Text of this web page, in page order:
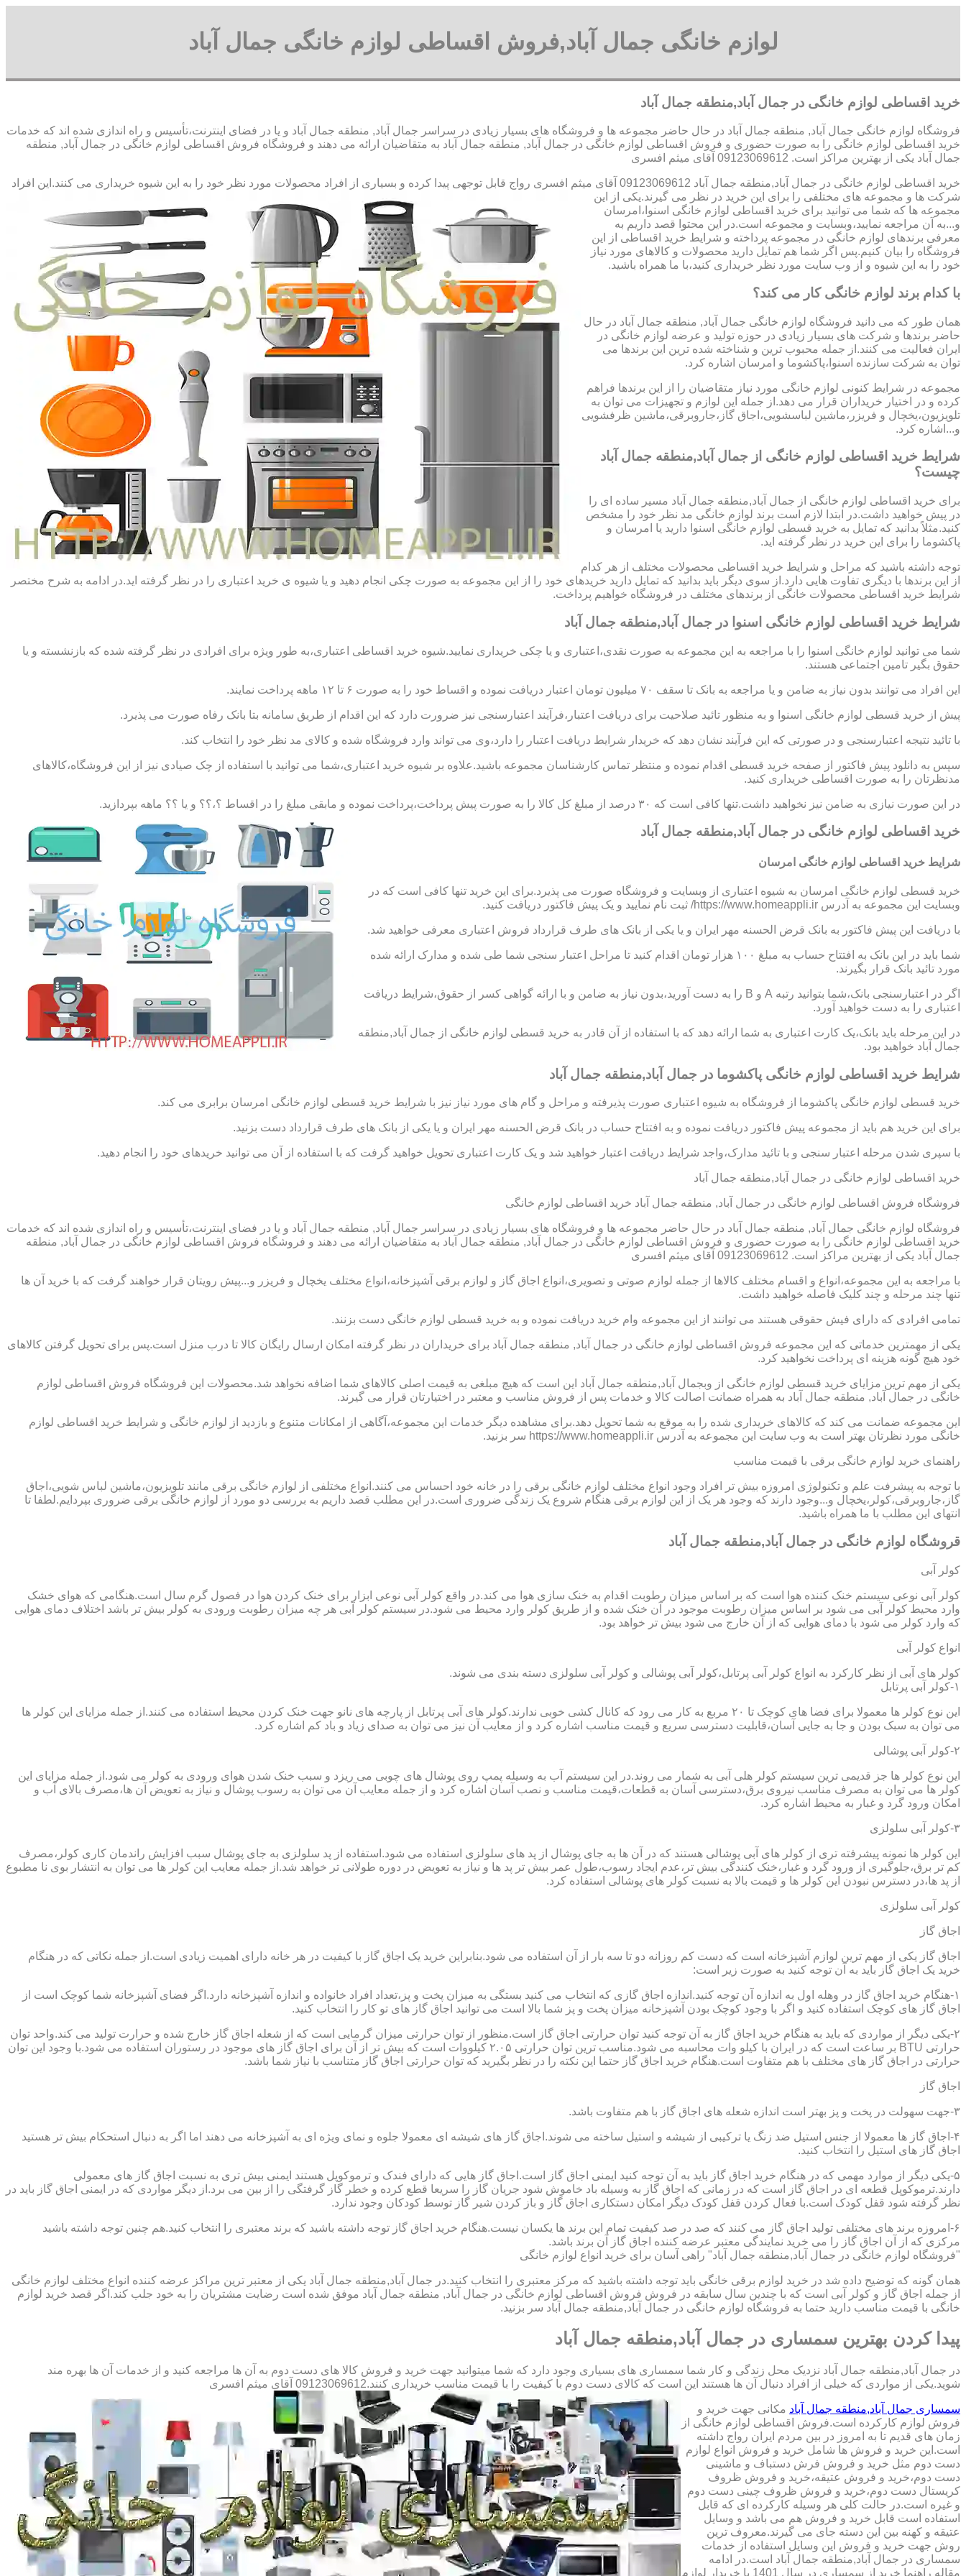
لوازم خانگی جمال آباد,فروش اقساطی لوازم خانگی جمال آباد
خرید اقساطی لوازم خانگی در جمال آباد,منطقه جمال آباد
فروشگاه لوازم خانگی جمال آباد, منطقه جمال آباد در حال حاضر مجموعه ها و فروشگاه های بسیار زیادی در سراسر جمال آباد, منطقه جمال آباد و یا در فضای اینترنت،تأسیس و راه اندازی شده اند که خدمات
خرید اقساطی لوازم خانگی را به صورت حضوری و فروش اقساطی لوازم خانگی در جمال آباد, منطقه جمال آباد به متقاضیان ارائه می دهند و فروشگاه فروش اقساطی لوازم خانگی در جمال آباد, منطقه
جمال آباد یکی از بهترین مراکز است. 09123069612 آقای میثم افسری
خرید اقساطی لوازم خانگی در جمال آباد,منطقه جمال آباد 09123069612 آقای میثم افسری
رواج قابل توجهی پیدا کرده و بسیاری از افراد محصولات مورد نظر خود را به این شیوه خریداری می کنند.این افراد
شرکت ها و مجموعه های مختلفی را برای این خرید در نظر می گیرند.یکی از این
مجموعه ها که شما می توانید برای خرید اقساطی لوازم خانگی اسنوا،امرسان
و...به آن مراجعه نمایید،وبسایت و مجموعه است.در این محتوا قصد داریم به
معرفی برندهای لوازم خانگی در مجموعه پرداخته و شرایط خرید اقساطی از این
فروشگاه را بیان کنیم.پس اگر شما هم تمایل دارید محصولات و کالاهای مورد نیاز
خود را به این شیوه و از وب سایت مورد نظر خریداری کنید،با ما همراه باشید.
با کدام برند لوازم خانگی کار می کند؟
همان طور که می دانید فروشگاه لوازم خانگی جمال آباد, منطقه جمال آباد در حال
حاضر برندها و شرکت های بسیار زیادی در حوزه تولید و عرضه لوازم خانگی در
ایران فعالیت می کنند.از جمله محبوب ترین و شناخته شده ترین این برندها می
توان به شرکت سازنده اسنوا،پاکشوما و امرسان اشاره کرد.
مجموعه در شرایط کنونی لوازم خانگی مورد نیاز متقاضیان را از این برندها فراهم
کرده و در اختیار خریداران قرار می دهد.از جمله این لوازم و تجهیزات می توان به
تلویزیون،یخچال و فریزر،ماشین لباسشویی،اجاق گاز،جاروبرقی،ماشین ظرفشویی
و...اشاره کرد.
شرایط خرید اقساطی لوازم خانگی از جمال آباد,منطقه جمال آباد
چیست؟
برای خرید اقساطی لوازم خانگی از جمال آباد,منطقه جمال آباد مسیر ساده ای را
در پیش خواهید داشت.در ابتدا لازم است برند لوازم خانگی مد نظر خود را مشخص
کنید.مثلاً بدانید که تمایل به خرید قسطی لوازم خانگی اسنوا دارید یا امرسان و
پاکشوما را برای این خرید در نظر گرفته اید.
توجه داشته باشید که مراحل و شرایط خرید اقساطی محصولات مختلف از هر کدام
از این برندها با دیگری تفاوت هایی دارد.از سوی دیگر باید بدانید که تمایل دارید خریدهای خود را از این مجموعه به صورت چکی انجام دهید و یا شیوه ی خرید اعتباری را در نظر گرفته اید.در ادامه به شرح مختصر
شرایط خرید اقساطی محصولات خانگی از برندهای مختلف در فروشگاه خواهیم پرداخت.
شرایط خرید اقساطی لوازم خانگی اسنوا در جمال آباد,منطقه جمال آباد
شما می توانید لوازم خانگی اسنوا را با مراجعه به این مجموعه به صورت نقدی،اعتباری و یا چکی خریداری نمایید.شیوه خرید اقساطی اعتباری،به طور ویژه برای افرادی در نظر گرفته شده که بازنشسته و یا
حقوق بگیر تامین اجتماعی هستند.
این افراد می توانند بدون نیاز به ضامن و یا مراجعه به بانک تا سقف ۷۰ میلیون تومان اعتبار دریافت نموده و اقساط خود را به صورت ۶ تا ۱۲ ماهه پرداخت نمایند.
پیش از خرید قسطی لوازم خانگی اسنوا و به منظور تائید صلاحیت برای دریافت اعتبار،فرآیند اعتبارسنجی نیز ضرورت دارد که این اقدام از طریق سامانه بتا بانک رفاه صورت می پذیرد.
با تائید نتیجه اعتبارسنجی و در صورتی که این فرآیند نشان دهد که خریدار شرایط دریافت اعتبار را دارد،وی می تواند وارد فروشگاه شده و کالای مد نظر خود را انتخاب کند.
سپس به دانلود پیش فاکتور از صفحه خرید قسطی اقدام نموده و منتظر تماس کارشناسان مجموعه باشید.علاوه بر شیوه خرید اعتباری،شما می توانید با استفاده از چک صیادی نیز از این فروشگاه،کالاهای
مدنظرتان را به صورت اقساطی خریداری کنید.
در این صورت نیازی به ضامن نیز نخواهید داشت.تنها کافی است که ۳۰ درصد از مبلغ کل کالا را به صورت پیش پرداخت،پرداخت نموده و مابقی مبلغ را در اقساط ؟،؟؟ و یا ؟؟ ماهه بپردازید.
خرید اقساطی لوازم خانگی در جمال آباد,منطقه جمال آباد
شرایط خرید اقساطی لوازم خانگی امرسان
خرید قسطی لوازم خانگی امرسان به شیوه اعتباری از وبسایت و فروشگاه صورت می پذیرد.برای این خرید تنها کافی است که در
وبسایت این مجموعه به آدرس https://www.homeappli.ir/ ثبت نام نمایید و یک پیش فاکتور دریافت کنید.
با دریافت این پیش فاکتور به بانک قرض الحسنه مهر ایران و یا یکی از بانک های طرف قرارداد فروش اعتباری معرفی خواهید شد.
شما باید در این بانک به افتتاح حساب به مبلغ ۱۰۰ هزار تومان اقدام کنید تا مراحل اعتبار سنجی شما طی شده و مدارک ارائه شده
مورد تائید بانک قرار بگیرند.
اگر در اعتبارسنجی بانک،شما بتوانید رتبه A و B را به دست آورید،بدون نیاز به ضامن و با ارائه گواهی کسر از حقوق،شرایط دریافت
اعتباری را به دست خواهید آورد.
در این مرحله باید بانک،یک کارت اعتباری به شما ارائه دهد که با استفاده از آن قادر به خرید قسطی لوازم خانگی از جمال آباد,منطقه
جمال آباد خواهید بود.
شرایط خرید اقساطی لوازم خانگی پاکشوما در جمال آباد,منطقه جمال آباد
خرید قسطی لوازم خانگی پاکشوما از فروشگاه به شیوه اعتباری صورت پذیرفته و مراحل و گام های مورد نیاز نیز با شرایط خرید قسطی لوازم خانگی امرسان برابری می کند.
برای این خرید هم باید از مجموعه پیش فاکتور دریافت نموده و به افتتاح حساب در بانک قرض الحسنه مهر ایران و یا یکی از بانک های طرف قرارداد دست بزنید.
با سپری شدن مرحله اعتبار سنجی و با تائید مدارک،واجد شرایط دریافت اعتبار خواهید شد و یک کارت اعتباری تحویل خواهید گرفت که با استفاده از آن می توانید خریدهای خود را انجام دهید.
خرید اقساطی لوازم خانگی در جمال آباد,منطقه جمال آباد
فروشگاه فروش اقساطی لوازم خانگی در جمال آباد, منطقه جمال آباد خرید اقساطی لوازم خانگی
فروشگاه لوازم خانگی جمال آباد, منطقه جمال آباد در حال حاضر مجموعه ها و فروشگاه های بسیار زیادی در سراسر جمال آباد, منطقه جمال آباد و یا در فضای اینترنت،تأسیس و راه اندازی شده اند که خدمات
خرید اقساطی لوازم خانگی را به صورت حضوری و فروش اقساطی لوازم خانگی در جمال آباد, منطقه جمال آباد به متقاضیان ارائه می دهند و فروشگاه فروش اقساطی لوازم خانگی در جمال آباد, منطقه
جمال آباد یکی از بهترین مراکز است. 09123069612 آقای میثم افسری
با مراجعه به این مجموعه،انواع و اقسام مختلف کالاها از جمله لوازم صوتی و تصویری،انواع اجاق گاز و لوازم برقی آشپزخانه،انواع مختلف یخچال و فریزر و...پیش رویتان قرار خواهند گرفت که با خرید آن ها
تنها چند مرحله و چند کلیک فاصله خواهید داشت.
تمامی افرادی که دارای فیش حقوقی هستند می توانند از این مجموعه وام خرید دریافت نموده و به خرید قسطی لوازم خانگی دست بزنند.
یکی از مهمترین خدماتی که این مجموعه فروش اقساطی لوازم خانگی در جمال آباد, منطقه جمال آباد برای خریداران در نظر گرفته امکان ارسال رایگان کالا تا درب منزل است.پس برای تحویل گرفتن کالاهای
خود هیچ گونه هزینه ای پرداخت نخواهید کرد.
یکی از مهم ترین مزایای خرید قسطی لوازم خانگی از وبجمال آباد,منطقه جمال آباد این است که هیچ مبلغی به قیمت اصلی کالاهای شما اضافه نخواهد شد.محصولات این فروشگاه فروش اقساطی لوازم
خانگی در جمال آباد, منطقه جمال آباد به همراه ضمانت اصالت کالا و خدمات پس از فروش مناسب و معتبر در اختیارتان قرار می گیرند.
این مجموعه ضمانت می کند که کالاهای خریداری شده را به موقع به شما تحویل دهد.برای مشاهده دیگر خدمات این مجموعه،آگاهی از امکانات متنوع و بازدید از لوازم خانگی و شرایط خرید اقساطی لوازم
خانگی مورد نظرتان بهتر است به وب سایت این مجموعه به آدرس https://www.homeappli.ir سر بزنید.
راهنمای خرید لوازم خانگی برقی با قیمت مناسب
با توجه به پیشرفت علم و تکنولوژی امروزه بیش تر افراد وجود انواع مختلف لوازم خانگی برقی را در خانه خود احساس می کنند.انواع مختلفی از لوازم خانگی برقی مانند تلویزیون،ماشین لباس شویی،اجاق
گاز،جاروبرقی،کولر،یخچال و...وجود دارند که وجود هر یک از این لوازم برقی هنگام شروع یک زندگی ضروری است.در این مطلب قصد داریم به بررسی دو مورد از لوازم خانگی برقی ضروری بپردایم.لطفا تا
انتهای این مطلب با ما همراه باشید.
قروشگاه لوازم خانگی در جمال آباد,منطقه جمال آباد
کولر آبی
کولر آبی نوعی سیستم خنک کننده هوا است که بر اساس میزان رطوبت اقدام به خنک سازی هوا می کند.در واقع کولر آبی نوعی ابزار برای خنک کردن هوا در فصول گرم سال است.هنگامی که هوای خشک
وارد محیط کولر آبی می شود بر اساس میزان رطوبت موجود در آن خنک شده و از طریق کولر وارد محیط می شود.در سیستم کولر آبی هر چه میزان رطوبت ورودی به کولر بیش تر باشد اختلاف دمای هوایی
که وارد کولر می شود با دمای هوایی که از آن خارج می شود بیش تر خواهد بود.
انواع کولر آبی
کولر های آبی از نظر کارکرد به انواع کولر آبی پرتابل،کولر آبی پوشالی و کولر آبی سلولزی دسته بندی می شوند.
۱-کولر آبی پرتابل
این نوع کولر ها معمولا برای فضا های کوچک تا ۲۰ مربع به کار می رود که کانال کشی خوبی ندارند.کولر های آبی پرتابل از پارچه های نانو جهت خنک کردن محیط استفاده می کنند.از جمله مزایای این کولر ها
می توان به سبک بودن و جا به جایی آسان،قابلیت دسترسی سریع و قیمت مناسب اشاره کرد و از معایب آن نیز می توان به صدای زیاد و باد کم اشاره کرد.
۲-کولر آبی پوشالی
این نوع کولر ها جز قدیمی ترین سیستم کولر هلی آبی به شمار می روند.در این سیستم آب به وسیله پمپ روی پوشال های چوبی می ریزد و سبب خنک شدن هوای ورودی به کولر می شود.از جمله مزایای این
کولر ها می توان به مصرف مناسب نیروی برق،دسترسی آسان به قطعات،قیمت مناسب و نصب آسان اشاره کرد و از جمله معایب آن می توان به رسوب پوشال و نیاز به تعویض آن ها،مصرف بالای آب و
امکان ورود گرد و غبار به محیط اشاره کرد.
۳-کولر آبی سلولزی
این کولر ها نمونه پیشرفته تری از کولر های آبی پوشالی هستند که در آن ها به جای پوشال از پد های سلولزی استفاده می شود.استفاده از پد سلولزی به جای پوشال سبب افزایش راندمان کاری کولر،مصرف
کم تر برق،جلوگیری از ورود گرد و غبار،خنک کنندگی بیش تر،عدم ایجاد رسوب،طول عمر بیش تر پد ها و نیاز به تعویض در دوره طولانی تر خواهد شد.از جمله معایب این کولر ها می توان به انتشار بوی نا مطبوع
از پد ها،در دسترس نبودن این کولر ها و قیمت بالا به نسبت کولر های پوشالی استفاده کرد.
کولر آبی سلولزی
اجاق گاز
اجاق گاز یکی از مهم ترین لوازم آشپزخانه است که دست کم روزانه دو تا سه بار از آن استفاده می شود.بنابراین خرید یک اجاق گاز با کیفیت در هر خانه دارای اهمیت زیادی است.از جمله نکاتی که در هنگام
خرید یک اجاق گاز باید به آن توجه کنید به صورت زیر است:
۱-هنگام خرید اجاق گاز در وهله اول به اندازه آن توجه کنید.اندازه اجاق گازی که انتخاب می کنید بستگی به میزان پخت و پز،تعداد افراد خانواده و اندازه آشپزخانه دارد.اگر فضای آشپزخانه شما کوچک است از
اجاق گاز های کوچک استفاده کنید و اگر با وجود کوچک بودن آشپزخانه میزان پخت و پز شما بالا است می توانید اجاق گاز های تو کار را انتخاب کنید.
۲-یکی دیگر از مواردی که باید به هنگام خرید اجاق گاز به آن توجه کنید توان حرارتی اجاق گاز است.منظور از توان حرارتی میزان گرمایی است که از شعله اجاق گاز خارج شده و حرارت تولید می کند.واحد توان
حرارتی BTU بر ساعت است که در ایران با کیلو وات محاسبه می شود.مناسب ترین توان حرارتی ۲.۰۵ کیلووات است که بیش تر از آن برای اجاق گاز های موجود در رستوران استفاده می شود.با وجود این توان
حرارتی در اجاق گاز های مختلف با هم متفاوت است.هنگام خرید اجاق گاز حتما این نکته را در نظر بگیرید که توان حرارتی اجاق گاز متناسب با نیاز شما باشد.
اجاق گاز
۳-جهت سهولت در پخت و پز بهتر است اندازه شعله های اجاق گاز با هم متفاوت باشد.
۴-اجاق گاز ها معمولا از جنس استیل ضد زنگ یا ترکیبی از شیشه و استیل ساخته می شوند.اجاق گاز های شیشه ای معمولا جلوه و نمای ویژه ای به آشپزخانه می دهند اما اگر به دنبال استحکام بیش تر هستید
اجاق گاز های استیل را انتخاب کنید.
۵-یکی دیگر از موارد مهمی که در هنگام خرید اجاق گاز باید به آن توجه کنید ایمنی اجاق گاز است.اجاق گاز هایی که دارای فندک و ترموکوپل هستند ایمنی بیش تری به نسبت اجاق گاز های معمولی
دارند.ترموکوپل قطعه ای در اجاق گاز است که در زمانی که اجاق گاز به وسیله باد خاموش شود جریان گاز را سریعا قطع کرده و خطر گاز گرفتگی را از بین می برد.از دیگر مواردی که در ایمنی اجاق گاز باید در
نظر گرفته شود قفل کودک است.با فعال کردن قفل کودک دیگر امکان دستکاری اجاق گاز و باز کردن شیر گاز توسط کودکان وجود ندارد.
۶-امروزه برند های مختلفی تولید اجاق گاز می کنند که صد در صد کیفیت تمام این برند ها یکسان نیست.هنگام خرید اجاق گاز توجه داشته باشید که برند معتبری را انتخاب کنید.هم چنین توجه داشته باشید
مرکزی که از آن اجاق گاز را می خرید نمایندگی معتبر عرضه کننده اجاق گاز آن برند باشد.
"فروشگاه لوازم خانگی در جمال آباد,منطقه جمال آباد" راهی آسان برای خرید انواع لوازم خانگی
همان گونه که توضیح داده شد در خرید لوازم برقی خانگی باید توجه داشته باشید که مرکز معتبری را انتخاب کنید.در جمال آباد,منطقه جمال آباد یکی از معتبر ترین مراکز عرضه کننده انواع مختلف لوازم خانگی
از جمله اجاق گاز و کولر آبی است که با چندین سال سابقه در فروش فروش اقساطی لوازم خانگی در جمال آباد, منطقه جمال آباد موفق شده است رضایت مشتریان را به خود جلب کند.اگر قصد خرید لوازم
خانگی با قیمت مناسب دارید حتما به فروشگاه لوازم خانگی در جمال آباد,منطقه جمال آباد سر بزنید.
پیدا کردن بهترین سمساری در جمال آباد,منطقه جمال آباد
در جمال آباد,منطقه جمال آباد نزدیک محل زندگی و کار شما سمساری های بسیاری وجود دارد که شما میتوانید جهت خرید و فروش کالا های دست دوم به آن ها مراجعه کنید و از خدمات آن ها بهره مند
شوید.یکی از مواردی که خیلی از افراد دنبال آن ها هستند این است که کالای دست دوم با کیفیت را با قیمت مناسب خریداری کنند.09123069612 آقای میثم افسری
سمساری جمال آباد,منطقه جمال آباد مکانی جهت خرید و
فروش لوازم کارکرده است.فروش اقساطی لوازم خانگی از
زمان های قدیم تا به امروز در بین مردم ایران رواج داشته
است.این خرید و فروش ها شامل خرید و فروش انواع لوازم
دست دوم مثل خرید و فروش فرش دستباف و ماشینی
دست دوم،خرید و فروش عتیقه،خرید و فروش ظروف
کریستال دست دوم،خرید و فروش ظروف چینی دست دوم
و غیره است.در حالت کلی هر وسیله کارکرده ای که قابل
استفاده است قابل خرید و فروش هم می باشد و وسایل
عتیقه و کهنه بین این دسته جای می گیرند.معروف ترین
روش جهت خرید و فروش این وسایل استفاده از خدمات
سمساری در جمال آباد,منطقه جمال آباد است.در ادامه
مقاله راهنما خرید از سمساری در سال 1401 با خریدار لوازم